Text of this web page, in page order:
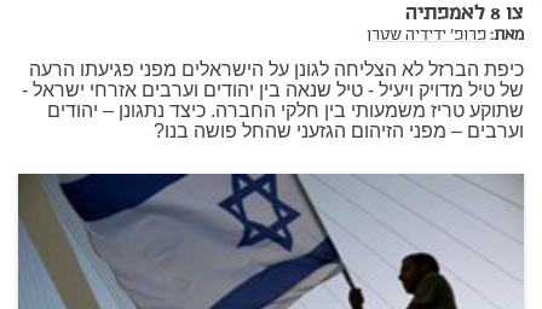
צו 8 לאמפתיה
מאת:פרופ' ידידיה שטרן
כיפת הברזל לא הצליחה לגונן על הישראלים מפני פגיעתו הרעה
של טיל מדויק ויעיל - טיל שנאה בין יהודים וערבים אזרחי ישראל -
שתוקע טריז משמעותי בין חלקי החברה. כיצד נתגונן – יהודים
וערבים – מפני הזיהום הגזעני שהחל פושה בנו?